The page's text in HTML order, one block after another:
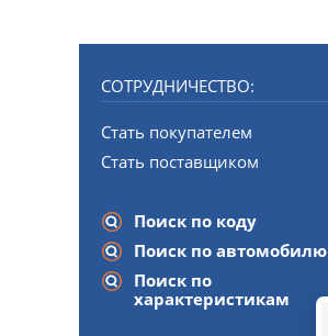
СОТРУДНИЧЕСТВО:
Стать покупателем
Стать поставщиком
Поиск по коду
Поиск по автомобилю
Поиск по
характеристикам